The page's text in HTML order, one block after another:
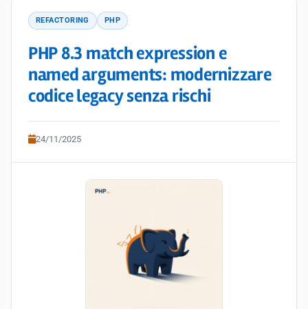
REFACTORING PHP
PHP 8.3 match expression e
named arguments: modernizzare
codice legacy senza rischi
24/11/2025